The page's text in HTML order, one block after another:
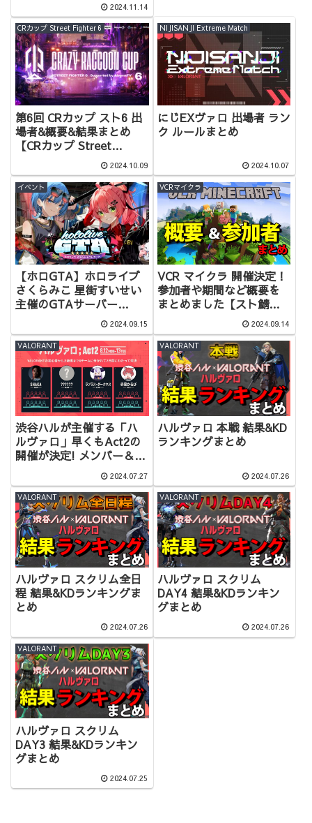
2024.11.14
CRカップ Street Fighter 6
第6回 CRカップ スト6 出
場者&概要&結果まとめ
【CRカップ Street
2024.10.09
NIJISANJI Extreme Match
にじEXヴァロ 出場者 ラン
ク ルールまとめ
2024.10.07
イベント
【ホロGTA】ホロライブ
さくらみこ 星街すいせい
主催のGTAサーバー
hololiveGTA の開催が決
定！概要＆参加者まとめ
【holoGTA】
2024.09.15
VCRマイクラ
VCR マイクラ 開催決定！
参加者や期間など概要を
まとめました【スト鯖
2024.09.14
VALORANT
渋谷ハルが主催する「ハ
ルヴァロ」早くもAct2の
開催が決定! メンバー＆概
2024.07.27
VALORANT
ハルヴァロ 本戦 結果&KD
ランキングまとめ
2024.07.26
VALORANT
ハルヴァロ スクリム全日
程 結果&KDランキングま
とめ
2024.07.26
VALORANT
ハルヴァロ スクリム
DAY4 結果&KDランキン
グまとめ
2024.07.26
VALORANT
ハルヴァロ スクリム
DAY3 結果&KDランキン
グまとめ
2024.07.25